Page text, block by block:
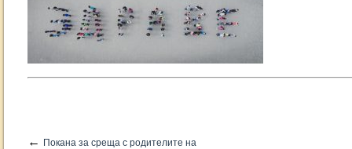
←
Покана за среща с родителите на